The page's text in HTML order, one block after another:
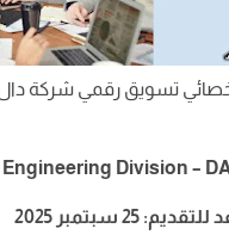
تسويق رقمي شركة
Engineering Division –
25 سبتمبر 2025